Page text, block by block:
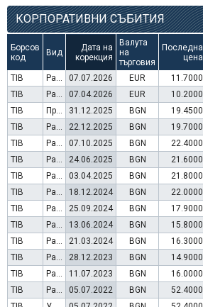
КОРПОРАТИВНИ СЪБИТИЯ
Борсов
код
Вид
Дата на
корекция
Валута
на
търговия
Последна
цена
TIB Раздаване на дивидент 07.07.2026 EUR 11.7000
TIB
Раздаване на дивидент 07.04.2026 EUR 10.2000
TIB
Преминаване към търговия в Евро 31.12.2025 BGN 19.4500
TIB
Раздаване на дивидент 22.12.2025 BGN 19.7000
TIB
Раздаване на дивидент 07.10.2025 BGN 22.4000
TIB
Раздаване на дивидент 24.06.2025 BGN 21.6000
TIB
Раздаване на дивидент 03.04.2025 BGN 21.8000
TIB
Раздаване на дивидент 18.12.2024 BGN 22.0000
TIB
Раздаване на дивидент 25.09.2024 BGN 17.9000
TIB
Раздаване на дивидент 13.06.2024 BGN 15.8000
TIB
Раздаване на дивидент 21.03.2024 BGN 16.3000
TIB
Раздаване на дивидент 28.12.2023 BGN 14.9000
TIB
Раздаване на дивидент 11.07.2023 BGN 16.0000
TIB
Раздаване на дивидент 05.07.2022 BGN 52.4000